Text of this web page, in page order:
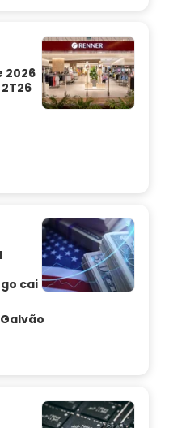
2026
cai